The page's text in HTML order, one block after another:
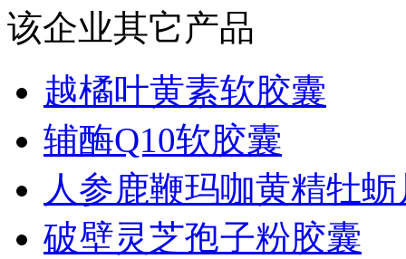
该企业其它产品
越橘叶黄素软胶囊
辅酶Q10软胶囊
人参鹿鞭玛咖黄精牡蛎
破壁灵芝孢子粉胶囊